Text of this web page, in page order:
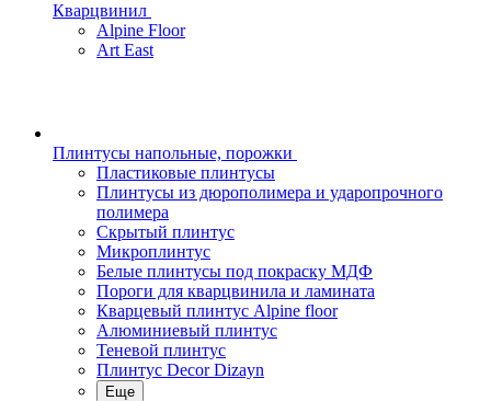
Кварцвинил
Alpine Floor
Art East
Плинтусы напольные, порожки
Пластиковые плинтусы
Плинтусы из дюрополимера и ударопрочного
полимера
Скрытый плинтус
Микроплинтус
Белые плинтусы под покраску МДФ
Пороги для кварцвинила и ламината
Кварцевый плинтус Alpine floor
Алюминиевый плинтус
Теневой плинтус
Плинтус Decor Dizayn
Еще